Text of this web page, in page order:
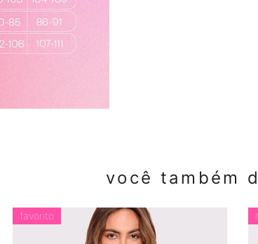
você também
favorito